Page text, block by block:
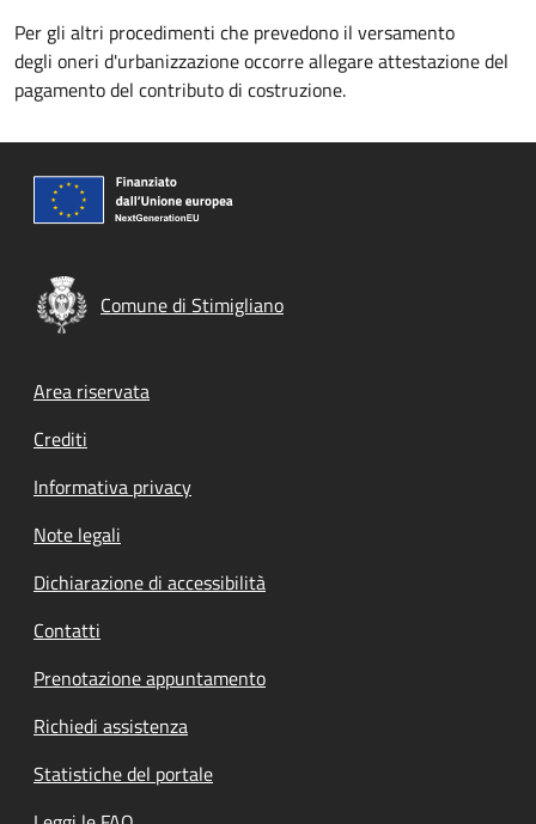
Per gli altri procedimenti che prevedono il versamento
degli oneri d'urbanizzazione occorre allegare attestazione del
pagamento del contributo di costruzione.
Comune di Stimigliano
Footer menu
Area riservata
Crediti
Informativa privacy
Note legali
Dichiarazione di accessibilità
Contatti
Prenotazione appuntamento
Richiedi assistenza
Statistiche del portale